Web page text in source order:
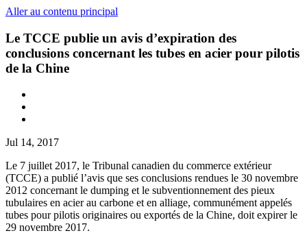
Aller au contenu principal
Le TCCE publie un avis d’expiration des
conclusions concernant les tubes en acier pour pilotis
de la Chine
Jul 14, 2017
Le 7 juillet 2017, le Tribunal canadien du commerce extérieur
(TCCE) a publié l’avis que ses conclusions rendues le 30 novembre
2012 concernant le dumping et le subventionnement des pieux
tubulaires en acier au carbone et en alliage, communément appelés
tubes pour pilotis originaires ou exportés de la Chine, doit expirer le
29 novembre 2017.